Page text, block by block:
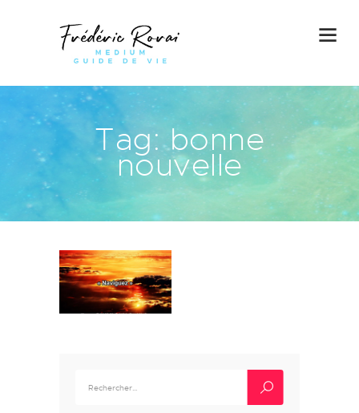
Tag: bonne
nouvelle